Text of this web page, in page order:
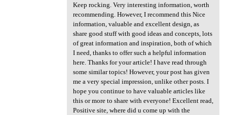
Keep rocking. Very interesting information, worth
recommending. However, I recommend this Nice
information, valuable and excellent design, as
share good stuff with good ideas and concepts, lots
of great information and inspiration, both of which
I need, thanks to offer such a helpful information
here. Thanks for your article! I have read through
some similar topics! However, your post has given
me a very special impression, unlike other posts. I
hope you continue to have valuable articles like
this or more to share with everyone! Excellent read,
Positive site, where did u come up with the